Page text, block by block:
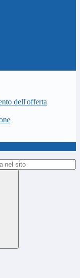
dell'offerta